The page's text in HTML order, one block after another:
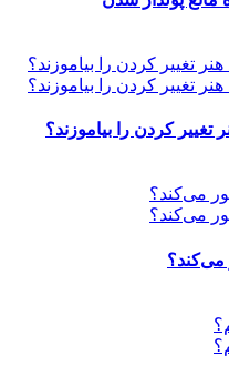
تغییر کردن را بیاموزند؟
می‌کند؟